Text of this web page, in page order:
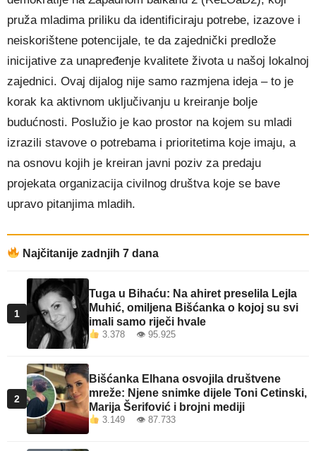
pruža mladima priliku da identificiraju potrebe, izazove i
neiskorištene potencijale, te da zajednički predlože
inicijative za unapređenje kvalitete života u našoj lokalnoj
zajednici. Ovaj dijalog nije samo razmjena ideja – to je
korak ka aktivnom uključivanju u kreiranje bolje
budućnosti. Poslužio je kao prostor na kojem su mladi
izrazili stavove o potrebama i prioritetima koje imaju, a
na osnovu kojih je kreiran javni poziv za predaju
projekata organizacija civilnog društva koje se bave
upravo pitanjima mladih.
Najčitanije zadnjih 7 dana
1
Tuga u Bihaću: Na ahiret preselila Lejla
Muhić, omiljena Bišćanka o kojoj su svi
imali samo riječi hvale
3.378 👁 95.925
2
Bišćanka Elhana osvojila društvene
mreže: Njene snimke dijele Toni Cetinski,
Marija Šerifović i brojni mediji
3.149 👁 87.733